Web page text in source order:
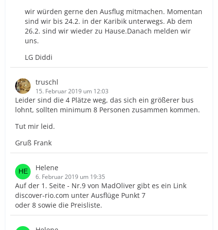
wir würden gerne den Ausflug mitmachen. Momentan
sind wir bis 24.2. in der Karibik unterwegs. Ab dem
26.2. sind wir wieder zu Hause.Danach melden wir
uns.
LG Diddi
truschl
15. Februar 2019 um 12:03
Leider sind die 4 Plätze weg, das sich ein größerer bus
lohnt, sollten minimum 8 Personen zusammen kommen.
Tut mir leid.
Gruß Frank
Helene
6. Februar 2019 um 19:35
Auf der 1. Seite - Nr.9 von MadOliver gibt es ein Link
discover-rio.com unter Ausflüge Punkt 7
oder 8 sowie die Preisliste.